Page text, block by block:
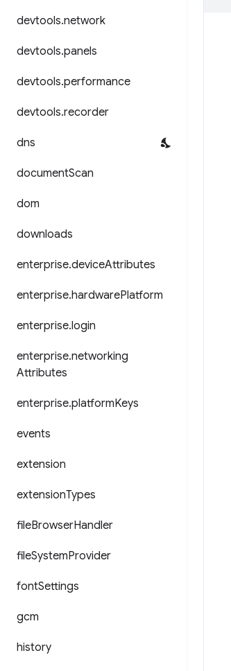
devtools.network
devtools.panels
devtools.performance
devtools.recorder
dns
documentScan
dom
downloads
enterprise.deviceAttributes
enterprise.hardwarePlatform
enterprise.login
enterprise.networking
Attributes
enterprise.platformKeys
events
extension
extensionTypes
fileBrowserHandler
fileSystemProvider
fontSettings
gcm
history